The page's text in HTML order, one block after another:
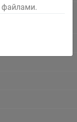
центр Кузбасса»
Белово
файлами.